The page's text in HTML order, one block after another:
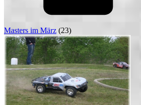
Masters im März (23)